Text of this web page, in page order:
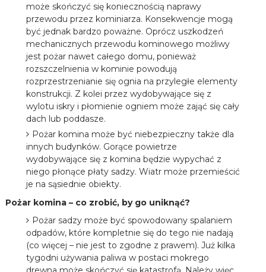
może skończyć się koniecznością naprawy
przewodu przez kominiarza. Konsekwencje mogą
być jednak bardzo poważne. Oprócz uszkodzeń
mechanicznych przewodu kominowego możliwy
jest pożar nawet całego domu, ponieważ
rozszczelnienia w kominie powodują
rozprzestrzenianie się ognia na przyległe elementy
konstrukcji. Z kolei przez wydobywające się z
wylotu iskry i płomienie ogniem może zająć się cały
dach lub poddasze.
Pożar komina może być niebezpieczny także dla
innych budynków. Gorące powietrze
wydobywające się z komina będzie wypychać z
niego płonące płaty sadzy. Wiatr może przemieścić
je na sąsiednie obiekty.
Pożar komina – co zrobić, by go uniknąć?
Pożar sadzy może być spowodowany spalaniem
odpadów, które kompletnie się do tego nie nadają
(co więcej – nie jest to zgodne z prawem). Już kilka
tygodni używania paliwa w postaci mokrego